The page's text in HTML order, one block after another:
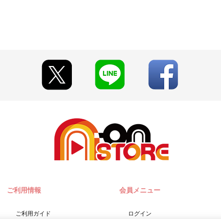
ご利用情報
ご利用ガイド
会員メニュー
ログイン